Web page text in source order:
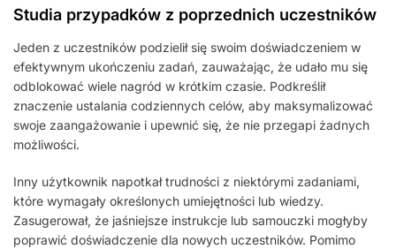
Studia przypadków z poprzednich uczestników
Jeden z uczestników podzielił się swoim doświadczeniem w
efektywnym ukończeniu zadań, zauważając, że udało mu się
odblokować wiele nagród w krótkim czasie. Podkreślił
znaczenie ustalania codziennych celów, aby maksymalizować
swoje zaangażowanie i upewnić się, że nie przegapi żadnych
możliwości.
Inny użytkownik napotkał trudności z niektórymi zadaniami,
które wymagały określonych umiejętności lub wiedzy.
Zasugerował, że jaśniejsze instrukcje lub samouczki mogłyby
poprawić doświadczenie dla nowych uczestników. Pomimo